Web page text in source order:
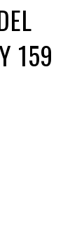
159